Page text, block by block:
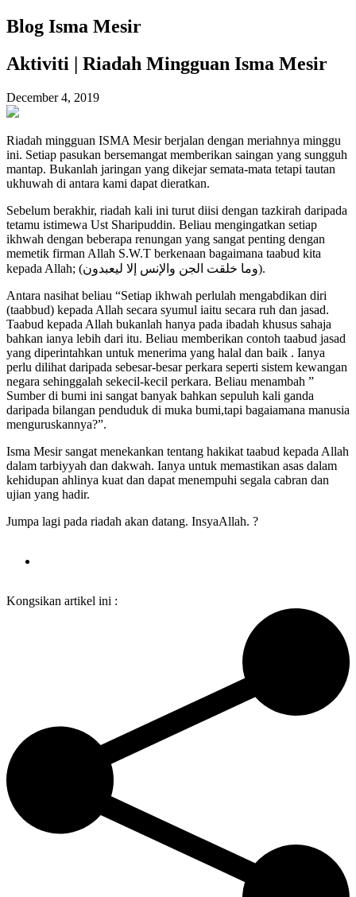
Blog Isma Mesir
Aktiviti | Riadah Mingguan Isma Mesir
December 4, 2019
Riadah mingguan ISMA Mesir berjalan dengan meriahnya minggu
ini. Setiap pasukan bersemangat memberikan saingan yang sungguh
mantap. Bukanlah jaringan yang dikejar semata-mata tetapi tautan
ukhuwah di antara kami dapat dieratkan.
Sebelum berakhir, riadah kali ini turut diisi dengan tazkirah daripada
tetamu istimewa Ust Sharipuddin. Beliau mengingatkan setiap
ikhwah dengan beberapa renungan yang sangat penting dengan
memetik firman Allah S.W.T berkenaan bagaimana taabud kita
kepada Allah; (وما خلقت الجن والإنس إلا ليعبدون).
Antara nasihat beliau “Setiap ikhwah perlulah mengabdikan diri
(taabbud) kepada Allah secara syumul iaitu secara ruh dan jasad.
Taabud kepada Allah bukanlah hanya pada ibadah khusus sahaja
bahkan ianya lebih dari itu. Beliau memberikan contoh taabud jasad
yang diperintahkan untuk menerima yang halal dan baik . Ianya
perlu dilihat daripada sebesar-besar perkara seperti sistem kewangan
negara sehinggalah sekecil-kecil perkara. Beliau menambah ”
Sumber di bumi ini sangat banyak bahkan sepuluh kali ganda
daripada bilangan penduduk di muka bumi,tapi bagaiamana manusia
menguruskannya?”.
Isma Mesir sangat menekankan tentang hakikat taabud kepada Allah
dalam tarbiyyah dan dakwah. Ianya untuk memastikan asas dalam
kehidupan ahlinya kuat dan dapat menempuhi segala cabran dan
ujian yang hadir.
Jumpa lagi pada riadah akan datang. InsyaAllah. ?
Kongsikan artikel ini :